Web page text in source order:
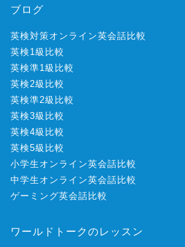
ブログ
英検対策オンライン英会話比較
英検1級比較
英検準1級比較
英検2級比較
英検準2級比較
英検3級比較
英検4級比較
英検5級比較
小学生オンライン英会話比較
中学生オンライン英会話比較
ゲーミング英会話比較
ワールドトークのレッスン